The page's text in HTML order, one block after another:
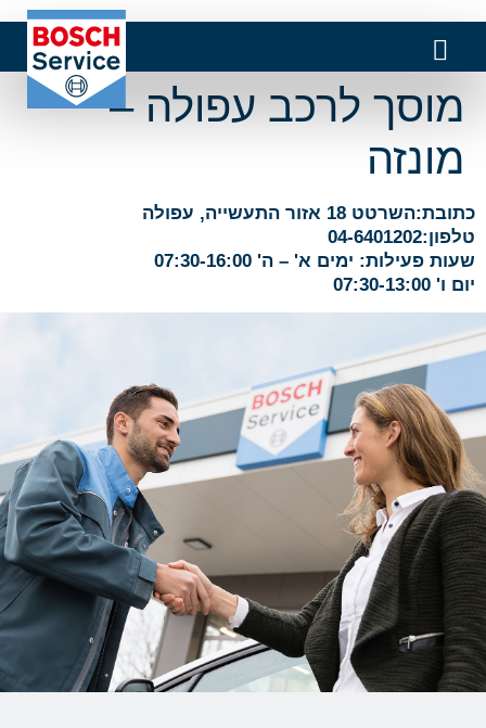
מוסך לרכב עפולה –
מונזה
כתובת:השרטט 18 אזור התעשייה, עפולה
טלפון:04-6401202
שעות פעילות: ימים א' – ה' 07:30-16:00
יום ו' 07:30-13:00